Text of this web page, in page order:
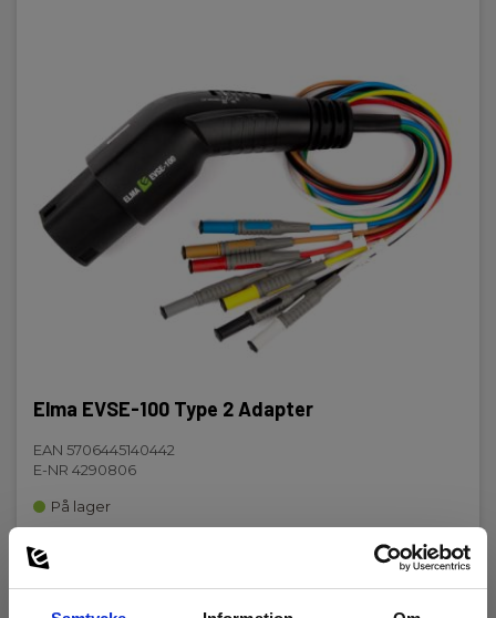
Elma EVSE-100 Type 2 Adapter
EAN 5706445140442
E-NR 4290806
På lager
Läs mer Lägg i korg